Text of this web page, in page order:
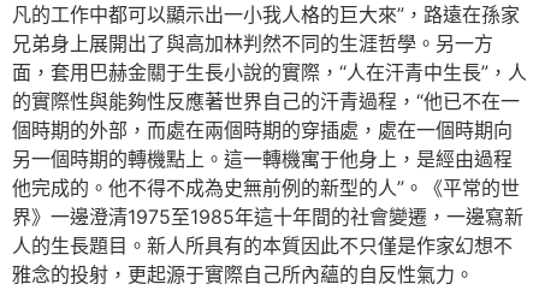
凡的工作中都可以顯示出一小我人格的巨大來”，路遠在孫家
兄弟身上展開出了與高加林判然不同的生涯哲學。另一方
面，套用巴赫金關于生長小說的實際，“人在汗青中生長”，人
的實際性與能夠性反應著世界自己的汗青過程，“他已不在一
個時期的外部，而處在兩個時期的穿插處，處在一個時期向
另一個時期的轉機點上。這一轉機寓于他身上，是經由過程
他完成的。他不得不成為史無前例的新型的人”。《平常的世
界》一邊澄清1975至1985年這十年間的社會變遷，一邊寫新
人的生長題目。新人所具有的本質因此不只僅是作家幻想不
雅念的投射，更起源于實際自己所內蘊的自反性氣力。